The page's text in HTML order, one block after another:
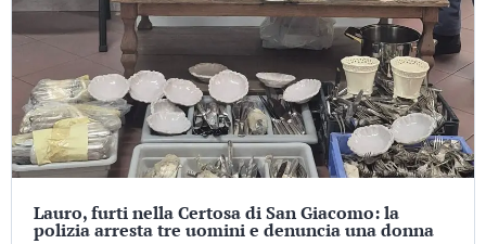
Lauro, furti nella Certosa di San Giacomo: la
polizia arresta tre uomini e denuncia una donna